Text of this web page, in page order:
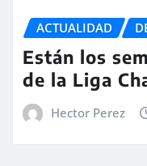
ACTUALIDAD
Están los
de la Liga
Hector Perez